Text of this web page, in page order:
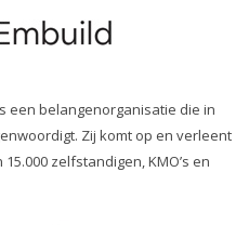
een belangenorganisatie die in
Zij komt op en verleent
zelfstandigen, KMO’s en